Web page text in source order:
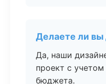
Делаете ли вы
Да, наши
проект с
бюджета.